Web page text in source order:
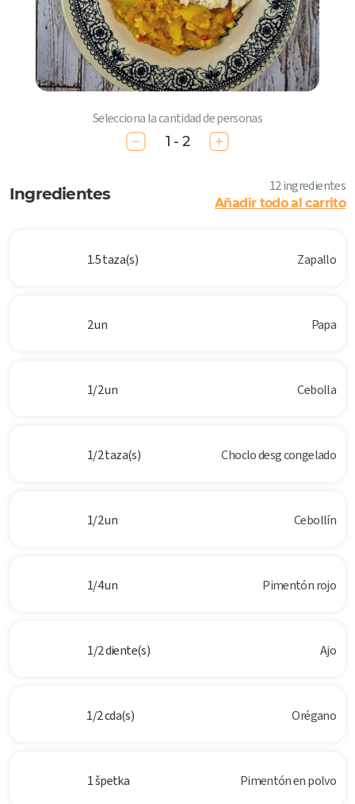
Selecciona la cantidad de personas
1 - 2
Ingredientes 12 ingredientes
Añadir todo al carrito
1.5 taza(s) Zapallo
2 un Papa
1/2 un Cebolla
1/2 taza(s) Choclo desg congelado
1/2 un Cebollín
1/4 un Pimentón rojo
1/2 diente(s) Ajo
1/2 cda(s) Orégano
1 špetka Pimentón en polvo